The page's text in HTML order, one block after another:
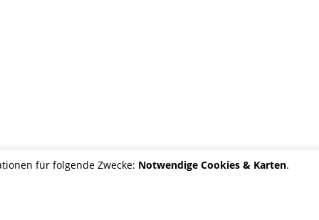
für folgende Zwecke: Notwendige Cookies & Karten.